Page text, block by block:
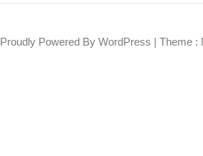
Proudly Powered By WordPress | Theme :